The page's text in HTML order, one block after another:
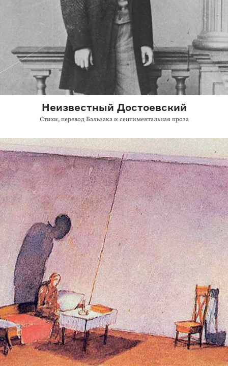
Неизвестный Достоевский
Стихи, перевод Бальзака и сентиментальная проза